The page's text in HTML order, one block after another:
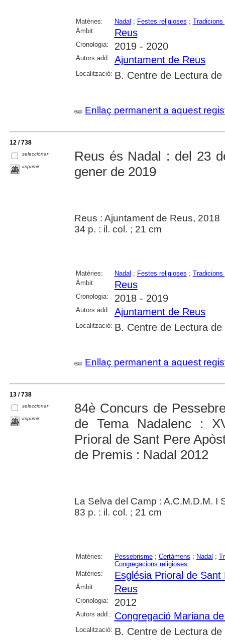
Matèries: Nadal ; Festes religioses ; Tradicions
Àmbit:
Reus
Cronologia: 2019 - 2020
Autors add.: Ajuntament de Reus
Localització: B. Centre de Lectura de
Enllaç permanent a aquest
12 / 738
seleccionar
imprimir
Reus és Nadal : del 23
gener de 2019
Reus : Ajuntament de Reus, 2018
34 p. : il. col. ; 21 cm
Matèries: Nadal ; Festes religioses ; Tradicions
Àmbit:
Reus
Cronologia: 2018 - 2019
Autors add.: Ajuntament de Reus
Localització: B. Centre de Lectura de
Enllaç permanent a aquest
13 / 738
seleccionar
imprimir
84è Concurs de
de Tema Nadalenc :
Prioral de Sant Pere
de Premis : Nadal 2012
La Selva del Camp : A.C.M.D.M. I
83 p. : il. col. ; 21 cm
Matèries: Pessebrisme; Certàmens ; Nadal ;
Congregacions religioses
Matèries:
Església Prioral de Sant
Àmbit: Reus
Cronologia: 2012
Autors add.: Congregació Mariana
Localització: B. Centre de Lectura de